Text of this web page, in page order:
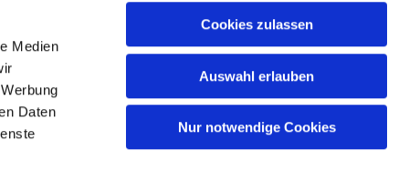
Medien
Daten
Cookies zulassen
Auswahl erlauben
Nur notwendige Cookies